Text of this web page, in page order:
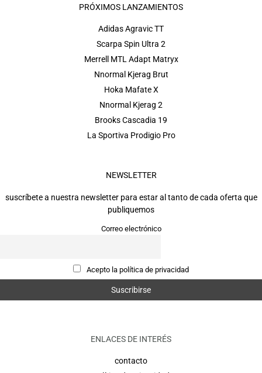
PRÓXIMOS LANZAMIENTOS
Adidas Agravic TT
Scarpa Spin Ultra 2
Merrell MTL Adapt Matryx
Nnormal Kjerag Brut
Hoka Mafate X
Nnormal Kjerag 2
Brooks Cascadia 19
La Sportiva Prodigio Pro
NEWSLETTER
suscríbete a nuestra newsletter para estar al tanto de cada oferta que
publiquemos
Correo electrónico
Acepto la política de privacidad
ENLACES DE INTERÉS
contacto